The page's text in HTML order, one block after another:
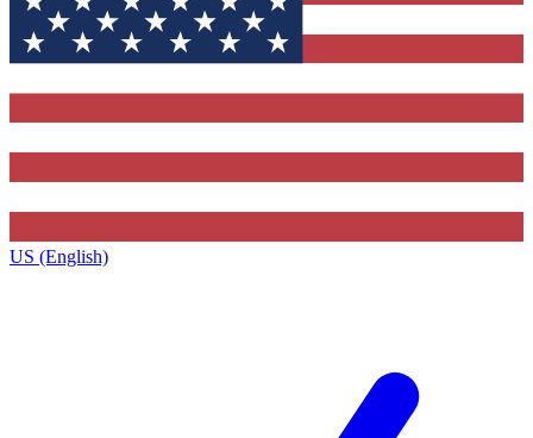
US (English)